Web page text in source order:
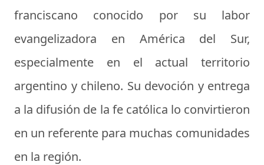
franciscano conocido por su labor
evangelizadora en América del Sur,
especialmente en el actual territorio
argentino y chileno. Su devoción y entrega
a la difusión de la fe católica lo convirtieron
en un referente para muchas comunidades
en la región.